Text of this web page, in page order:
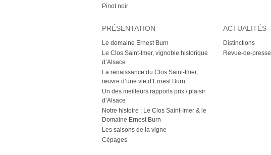
Pinot noir
PRÉSENTATION
Le domaine Ernest Burn
Le Clos Saint-Imer, vignoble historique
d’Alsace
La renaissance du Clos Saint-Imer,
œuvre d’une vie d’Ernest Burn
Un des meilleurs rapports prix / plaisir
d’Alsace
Notre histoire : Le Clos Saint-Imer & le
Domaine Ernest Burn
Les saisons de la vigne
Cépages
ACTUALITÉS
Distinctions
Revue-de-presse